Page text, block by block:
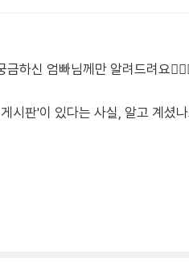
하신 엄빠님께만 알려드려요
시판'이 있다는 사실, 알고 계셨